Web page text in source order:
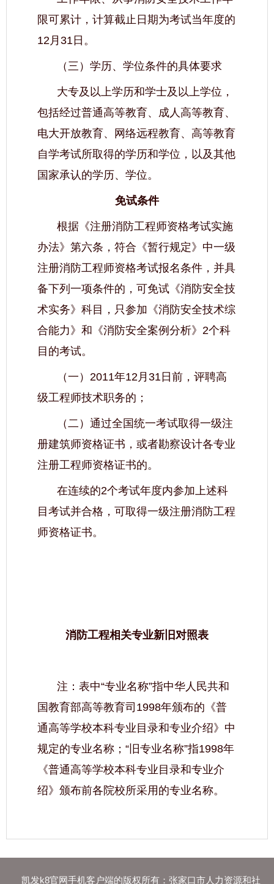
限可累计，计算截止日期为考试当年度的
12月31日。
（三）学历、学位条件的具体要求
大专及以上学历和学士及以上学位，
包括经过普通高等教育、成人高等教育、
电大开放教育、网络远程教育、高等教育
自学考试所取得的学历和学位，以及其他
国家承认的学历、学位。
免试条件
根据《注册消防工程师资格考试实施
办法》第六条，符合《暂行规定》中一级
注册消防工程师资格考试报名条件，并具
备下列一项条件的，可免试《消防安全技
术实务》科目，只参加《消防安全技术综
合能力》和《消防安全案例分析》2个科
目的考试。
（一）2011年12月31日前，评聘高
级工程师技术职务的；
（二）通过全国统一考试取得一级注
册建筑师资格证书，或者勘察设计各专业
注册工程师资格证书的。
在连续的2个考试年度内参加上述科
目考试并合格，可取得一级注册消防工程
师资格证书。
消防工程相关专业新旧对照表
注：表中“专业名称”指中华人民共和
国教育部高等教育司1998年颁布的《普
通高等学校本科专业目录和专业介绍》中
规定的专业名称；“旧专业名称”指1998年
《普通高等学校本科专业目录和专业介
绍》颁布前各院校所采用的专业名称。
凯发k8官网手机客户端的版权所有：张家口市人力资源和社